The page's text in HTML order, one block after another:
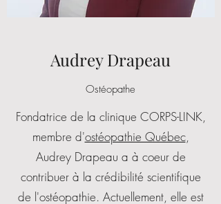
Audrey Drapeau
Ostéopathe
Fondatrice de la clinique CORPS-LINK,
membre d'ostéopathie Québec,
Audrey Drapeau a à coeur de
contribuer à la crédibilité scientifique
de l'ostéopathie. Actuellement, elle est